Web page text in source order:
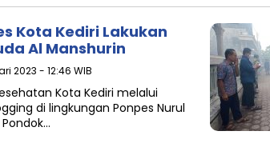
Kota Kediri Lakukan
Al Manshurin
2023 - 12:46 WIB
Kota Kediri melalui
di lingkungan Ponpes Nurul